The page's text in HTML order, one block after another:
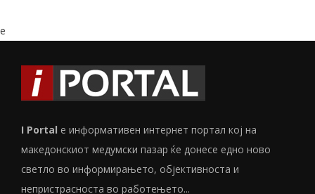
e
I Portal е информативен интернет портал кој на
македонскиот медумски пазар ќе донесе едно ново
светло во информирањето, објективноста и
непристрасноста во работењето...